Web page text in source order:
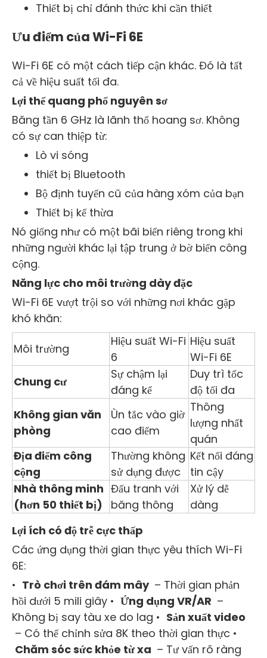
Thiết bị chỉ đánh thức khi cần thiết
Ưu điểm của Wi-Fi 6E
Wi-Fi 6E có một cách tiếp cận khác. Đó là tất
cả về hiệu suất tối đa.
Lợi thế quang phổ nguyên sơ
Băng tần 6 GHz là lãnh thổ hoang sơ. Không
có sự can thiệp từ:
Lò vi sóng
thiết bị Bluetooth
Bộ định tuyến cũ của hàng xóm của bạn
Thiết bị kế thừa
Nó giống như có một bãi biển riêng trong khi
những người khác lại tập trung ở bờ biển công
cộng.
Năng lực cho môi trường dày đặc
Wi-Fi 6E vượt trội so với những nơi khác gặp
khó khăn:
Môi trường
Hiệu suất Wi-Fi
6
Hiệu suất
Wi-Fi 6E
Chung cư
Sự chậm lại
đáng kể
Duy trì tốc
độ tối đa
Không gian văn
phòng
Ùn tắc vào giờ
cao điểm
Thông
lượng nhất
quán
Địa điểm công
cộng
Thường không
sử dụng được
Kết nối đáng
tin cậy
Nhà thông minh
(hơn 50 thiết bị)
Đấu tranh với
băng thông
Xử lý dễ
dàng
Lợi ích có độ trễ cực thấp
Các ứng dụng thời gian thực yêu thích Wi-Fi
6E:
• Trò ​​chơi trên đám mây – Thời gian phản
hồi dưới 5 mili giây • Ứng dụng VR/AR –
Không bị say tàu xe do lag • Sản xuất video
– Có thể chỉnh sửa 8K theo thời gian thực •
Chăm sóc sức khỏe từ xa – Tư vấn rõ ràng